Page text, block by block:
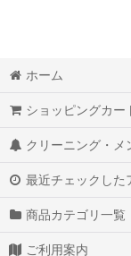
ホーム
ショッピングカー
クリーニング・メ
最近チェックした
商品カテゴリ一覧
ご利用案内